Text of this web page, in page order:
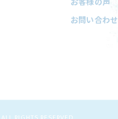
お問い合わせ